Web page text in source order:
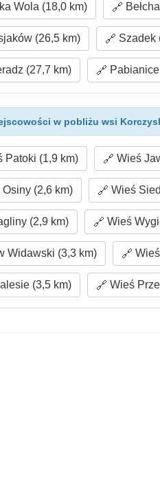
Wola (18,0 km)
(26,5 km) Szadek
(27,7 km)
w pobliżu wsi
Patoki (1,9 km) Wieś
Osiny (2,6 km) Wieś
(2,9 km) Wieś
Widawski (3,3 km)
(3,5 km) Wieś